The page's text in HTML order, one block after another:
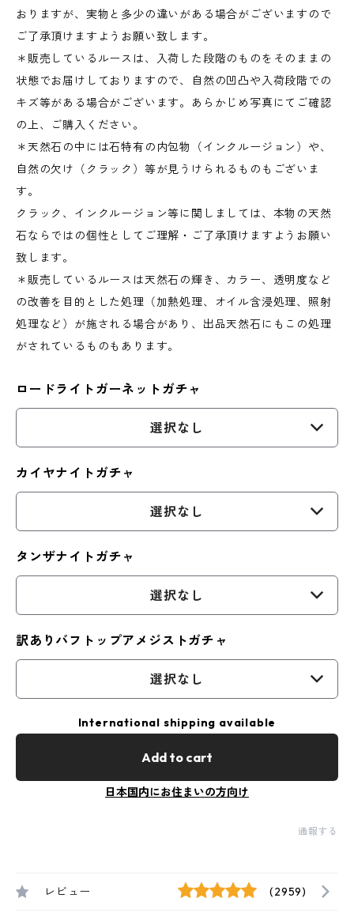
おりますが、実物と多少の違いがある場合がございますので
ご了承頂けますようお願い致します。
＊販売しているルースは、入荷した段階のものをそのままの
状態でお届けしておりますので、自然の凹凸や入荷段階での
キズ等がある場合がございます。あらかじめ写真にてご確認
の上、ご購入ください。
＊天然石の中には石特有の内包物（インクルージョン）や、
自然の欠け（クラック）等が見うけられるものもございま
す。
クラック、インクルージョン等に関しましては、本物の天然
石ならではの個性としてご理解・ご了承頂けますようお願い
致します。
＊販売しているルースは天然石の輝き、カラー、透明度など
の改善を目的とした処理（加熱処理、オイル含浸処理、照射
処理など）が施される場合があり、出品天然石にもこの処理
がされているものもあります。
ロードライトガーネットガチャ
選択なし
カイヤナイトガチャ
選択なし
タンザナイトガチャ
選択なし
訳ありバフトップアメジストガチャ
選択なし
International shipping available
Add to cart
日本国内にお住まいの方向け
通報する
レビュー (2959)